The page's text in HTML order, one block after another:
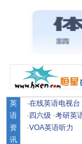
英
语
资
讯
·在线英语电视台
· 四六级 ·考研英
·VOA英语听力